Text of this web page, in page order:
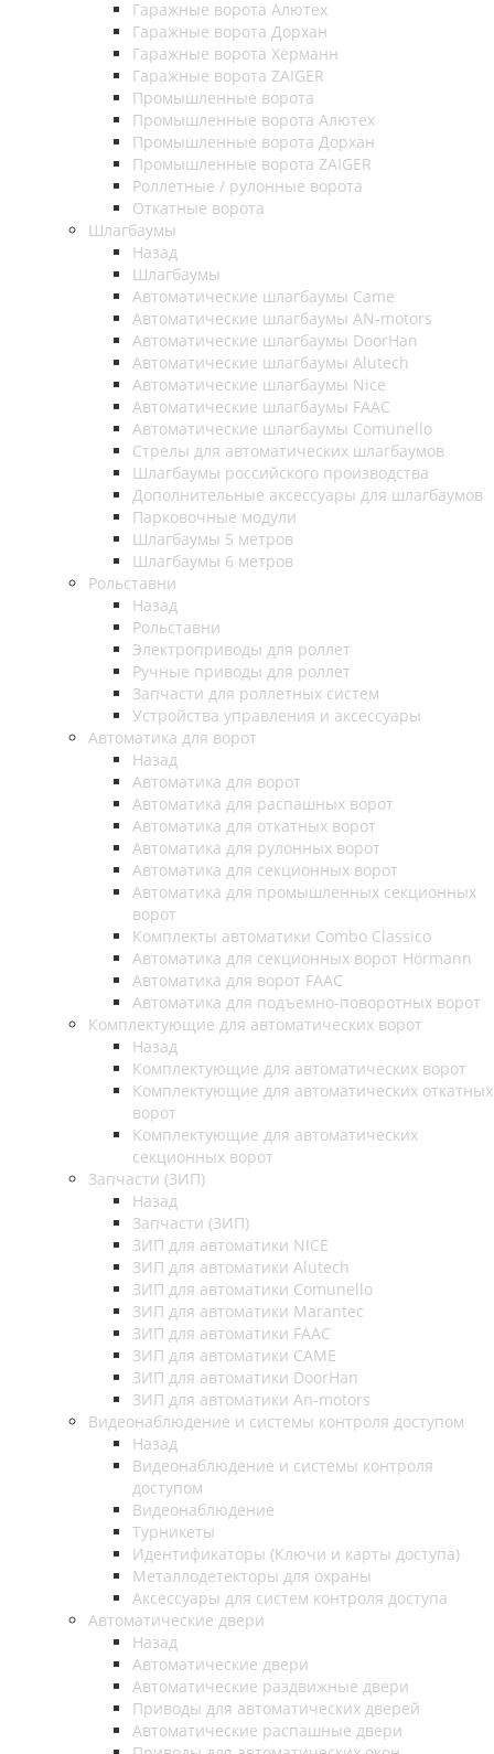
Гаражные ворота Алютех
Гаражные ворота Дорхан
Гаражные ворота Хёрманн
Гаражные ворота ZAIGER
Промышленные ворота
Промышленные ворота Алютех
Промышленные ворота Дорхан
Промышленные ворота ZAIGER
Роллетные / рулонные ворота
Откатные ворота
Шлагбаумы
Назад
Шлагбаумы
Автоматические шлагбаумы Came
Автоматические шлагбаумы AN-motors
Автоматические шлагбаумы DoorHan
Автоматические шлагбаумы Alutech
Автоматические шлагбаумы Nice
Автоматические шлагбаумы FAAC
Автоматические шлагбаумы Comunello
Стрелы для автоматических шлагбаумов
Шлагбаумы российского производства
Дополнительные аксессуары для шлагбаумов
Парковочные модули
Шлагбаумы 5 метров
Шлагбаумы 6 метров
Рольставни
Назад
Рольставни
Электроприводы для роллет
Ручные приводы для роллет
Запчасти для роллетных систем
Устройства управления и аксессуары
Автоматика для ворот
Назад
Автоматика для ворот
Автоматика для распашных ворот
Автоматика для откатных ворот
Автоматика для рулонных ворот
Автоматика для секционных ворот
Автоматика для промышленных секционных
ворот
Комплекты автоматики Combo Classico
Автоматика для секционных ворот Hörmann
Автоматика для ворот FAAC
Автоматика для подъемно-поворотных ворот
Комплектующие для автоматических ворот
Назад
Комплектующие для автоматических ворот
Комплектующие для автоматических откатных
ворот
Комплектующие для автоматических
секционных ворот
Запчасти (ЗИП)
Назад
Запчасти (ЗИП)
ЗИП для автоматики NICE
ЗИП для автоматики Alutech
ЗИП для автоматики Comunello
ЗИП для автоматики Marantec
ЗИП для автоматики FAAC
ЗИП для автоматики CAME
ЗИП для автоматики DoorHan
ЗИП для автоматики An-motors
Видеонаблюдение и системы контроля доступом
Назад
Видеонаблюдение и системы контроля
доступом
Видеонаблюдение
Турникеты
Идентификаторы (Ключи и карты доступа)
Металлодетекторы для охраны
Аксессуары для систем контроля доступа
Автоматические двери
Назад
Автоматические двери
Автоматические раздвижные двери
Приводы для автоматических дверей
Автоматические распашные двери